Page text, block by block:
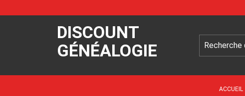
DISCOUNT
GÉNÉALOGIE
ACCUEIL